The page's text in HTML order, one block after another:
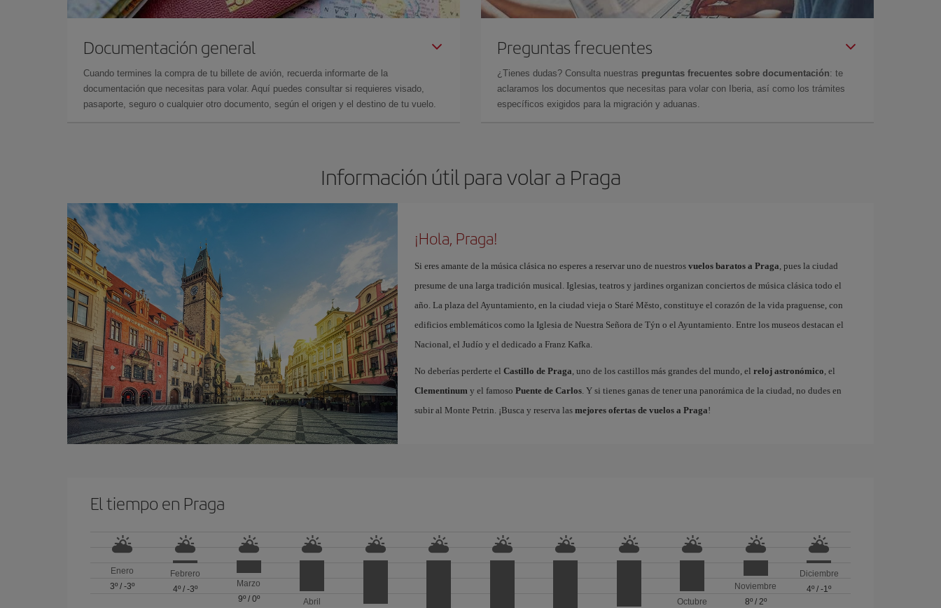
Documentación general
Cuando termines la compra de tu billete de avión, recuerda informarte de la
documentación que necesitas para volar. Aquí puedes consultar si requieres visado,
pasaporte, seguro o cualquier otro documento, según el origen y el destino de tu vuelo.
Preguntas frecuentes
¿Tienes dudas? Consulta nuestras preguntas frecuentes sobre documentación: te
aclaramos los documentos que necesitas para volar con Iberia, así como los trámites
específicos exigidos para la migración y aduanas.
Información útil para volar a Praga
¡Hola, Praga!
Si eres amante de la música clásica no esperes a reservar uno de nuestros vuelos baratos a Praga, pues la ciudad
presume de una larga tradición musical. Iglesias, teatros y jardines organizan conciertos de música clásica todo el
año. La plaza del Ayuntamiento, en la ciudad vieja o Staré Město, constituye el corazón de la vida praguense, con
edificios emblemáticos como la Iglesia de Nuestra Señora de Týn o el Ayuntamiento. Entre los museos destacan el
Nacional, el Judío y el dedicado a Franz Kafka.
No deberías perderte el Castillo de Praga, uno de los castillos más grandes del mundo, el reloj astronómico, el
Clementinumy el famoso Puente de Carlos. Y si tienes ganas de tener una panorámica de la ciudad, no dudes en
subir al Monte Petrin. ¡Busca y reserva las mejores ofertas de vuelos a Praga!
El tiempo en Praga
Enero
3º/ -3º
Febrero
4º /-3º
Marzo
9º/ 0º
Abril
Octubre
Noviembre
8º/ 2º
Diciembre
4º /-1º